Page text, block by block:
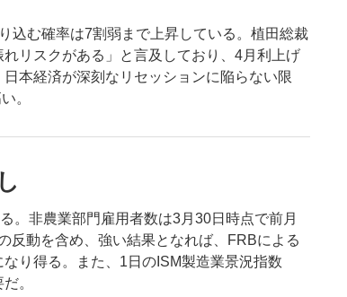
込む確率は7割弱まで上昇している。植田総裁
リスクがある」と言及しており、4月利上げ
本経済が深刻なリセッションに陥らない限
。
。非農業部門雇用者数は3月30日時点で前月
反動を含め、強い結果となれば、FRBによる
り得る。また、1日のISM製造業景況指数
。